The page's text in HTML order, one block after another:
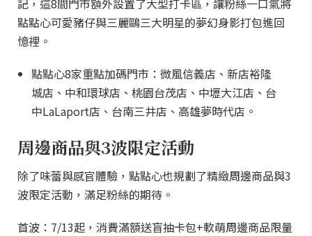
記，這8間門市額外設置了大型打卡區，讓粉絲一口氣將
點點心可愛豬仔與三麗鷗三大明星的夢幻身影打包進回
憶裡。
點點心8家重點加碼門市：微風信義店、新店裕隆
城店、中和環球店、桃園台茂店、中壢大江店、台
中LaLaport店、台南三井店、高雄夢時代店。
周邊商品與3波限定活動
除了味蕾與感官體驗，點點心也規劃了精緻周邊商品與3
波限定活動，滿足粉絲的期待。
首波：7/13起，消費滿額送盲抽卡包+軟萌周邊商品限量